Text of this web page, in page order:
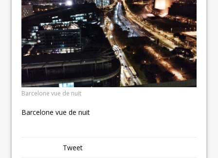
Barcelone vue de nuit
Barcelone vue de nuit
Tweet